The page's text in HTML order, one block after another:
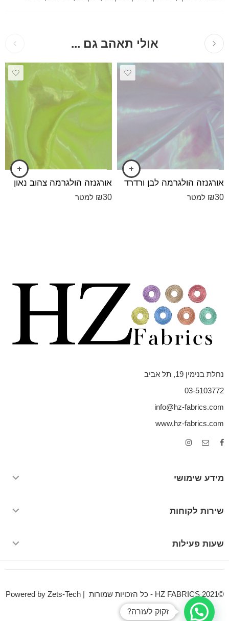
אולי תאהב גם ...
אורגנזה הולגרמה לבן ורדרד
₪30 למטר
אורגנזה הולגרמה צהוב נאון
₪30 למטר
נחלת בנימין 19, תל אביב
03-5103772
info@hz-fabrics.com
www.hz-fabrics.com
מידע שימושי
שירות לקוחות
שעות פעילות
©HZ FABRICS 2021 - כל הזכויות שמורות | Powered by Zets-Tech
זקוק לעזרה?